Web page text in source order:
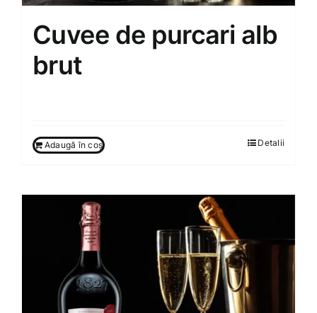
Cuvee de purcari alb
brut
Adaugă în coș Detalii